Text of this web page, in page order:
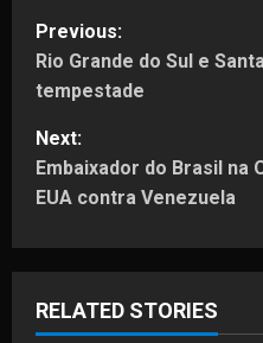
P
o
s
t
a
v
Previous:
Rio Grande do Sul e
tempestade
Next:
Embaixador do Brasil na
EUA contra Venezuela
RELATED STORIES